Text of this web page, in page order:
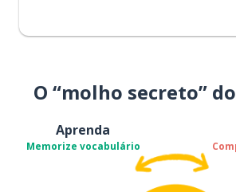
O “molho secreto”
Aprenda
Memorize vocabulário